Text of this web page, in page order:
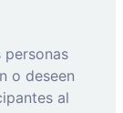
personas
o deseen
al